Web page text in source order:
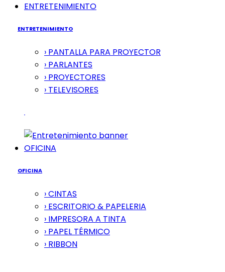
ENTRETENIMIENTO
ENTRETENIMIENTO
› PANTALLA PARA PROYECTOR
› PARLANTES
› PROYECTORES
› TELEVISORES
OFICINA
OFICINA
› CINTAS
› ESCRITORIO & PAPELERIA
› IMPRESORA A TINTA
› PAPEL TÉRMICO
› RIBBON